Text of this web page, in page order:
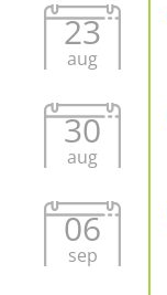
23
aug
30
aug
06
sep